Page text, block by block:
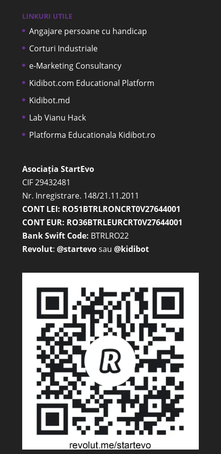
LINKURI UTILE
Angajare persoane cu handicap
Corturi Industriale
e-Marketing Consultancy
Kidibot.com Educational Platform
Kidibot.md
Lab Vianu Hack
Platforma Educationala Kidibot.ro
Asociația StartEvo
CIF 29432481
Nr. Inregistrare. 148/21.11.2011
CONT LEI: RO51BTRLRONCRT0V27644001
CONT EUR: RO36BTRLEURCRT0V27644001
Bank Swift Code: BTRLRO22
Revolut: @startevosau @kidibot